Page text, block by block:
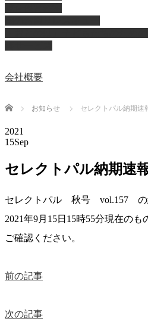
会社概要
Home お知らせ セレクトパル納期速
2021
15Sep
セレクトパル納期速
セレクトパル 秋号 vol.157 の
2021年9月15日15時55分現在のも
ご確認ください。
前の記事
次の記事